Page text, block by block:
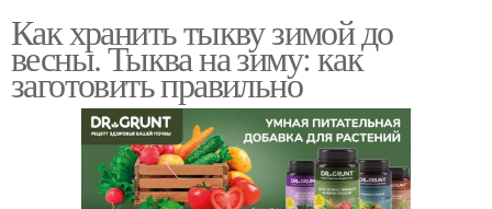
Как хранить тыкву зимой до
весны. Тыква на зиму: как
заготовить правильно